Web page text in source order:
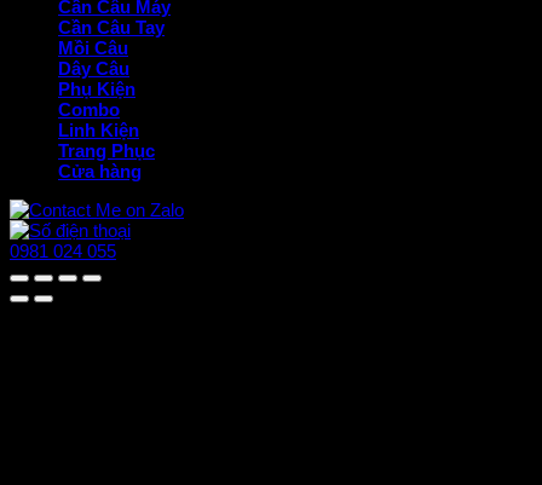
Cần Câu Máy
Cần Câu Tay
Mồi Câu
Dây Câu
Phụ Kiện
Combo
Linh Kiện
Trang Phục
Cửa hàng
0981 024 055